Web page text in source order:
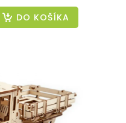
DO KOŠÍKA